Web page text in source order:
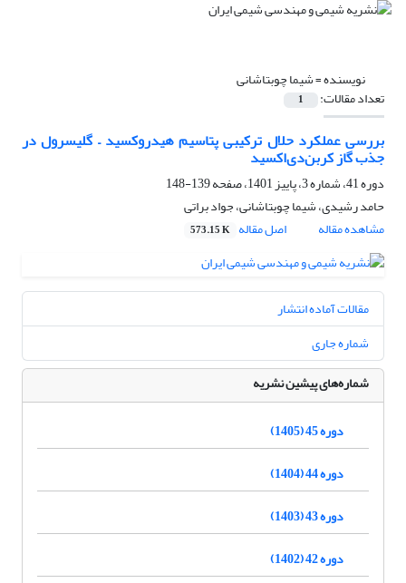
نویسنده =شیما چوبتاشانی
تعداد مقالات: 1
بررسی عملکرد حلال ترکیبی پتاسیم هیدروکسید – گلیسرول در
جذب گاز کربن‌دی‌اکسید
دوره 41، شماره 3، پاییز 1401، صفحه
139-148
حامد رشیدی، شیما چوبتاشانی، جواد براتی
مشاهده مقاله
اصل مقاله 573.15 K
مقالات آماده انتشار
شماره جاری
شماره‌های پیشین نشریه
دوره 45 (1405)
دوره 44 (1404)
دوره 43 (1403)
دوره 42 (1402)